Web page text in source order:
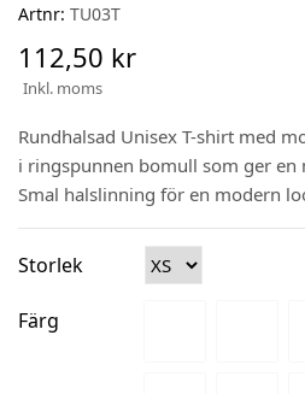
Artnr: TU03T
112,50 kr
Inkl. moms
Rundhalsad Unisex T-shirt med
i ringspunnen bomull som ger en
Smal halslinning för en modern
Storlek
Färg